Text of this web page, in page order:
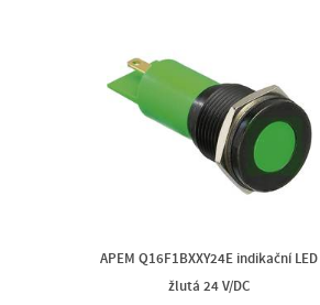
APEM Q16F1BXXY24E indikační LED
žlutá 24 V/DC